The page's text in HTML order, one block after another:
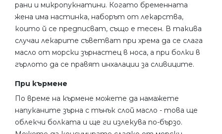
рани и микропукнатини. Когато бременната
жена има настинка, наборът от лекарства,
които й се предписват, също е тесен. В такива
случаи лекарите съветват при хрема да се слага
масло от морски зърнастец в носа, а при болки в
гърлото да се правят инхалации за сливиците.
При кърмене
По време на кърмене можете да намажете
напуканите зърна с тънък слой масло - това ще
облекчи болката и ще ги излекува по-бързо.